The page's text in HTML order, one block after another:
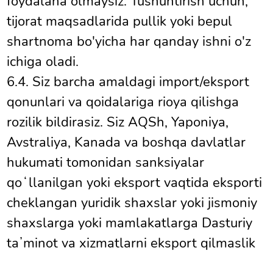
tijorat maqsadlarida pullik yoki bepul
shartnoma bo'yicha har qanday ishni o'z
ichiga oladi.
6.4. Siz barcha amaldagi import/eksport
qonunlari va qoidalariga rioya qilishga
rozilik bildirasiz. Siz AQSh, Yaponiya,
Avstraliya, Kanada va boshqa davlatlar
hukumati tomonidan sanksiyalar
qoʻllanilgan yoki eksport vaqtida eksporti
cheklangan yuridik shaxslar yoki jismoniy
shaxslarga yoki mamlakatlarga Dasturiy
taʼminot va xizmatlarni eksport qilmaslik